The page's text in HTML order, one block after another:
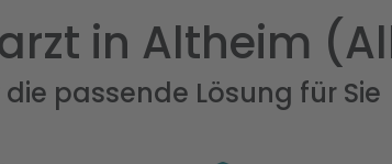
in Altheim
passende Lösung für Sie